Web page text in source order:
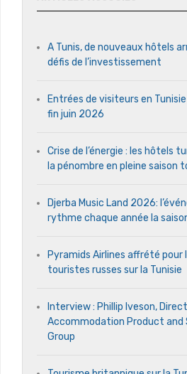
A Tunis, de nouveaux hôtels
défis de l’investissement
Entrées de visiteurs en
fin juin 2026
Crise de l’énergie : les hôtels
la pénombre en pleine saison
Djerba Music Land 2026:
rythme chaque année la
Pyramids Airlines affrété
touristes russes sur la Tunisie
Interview : Phillip Iveson,
Accommodation Product and
Group